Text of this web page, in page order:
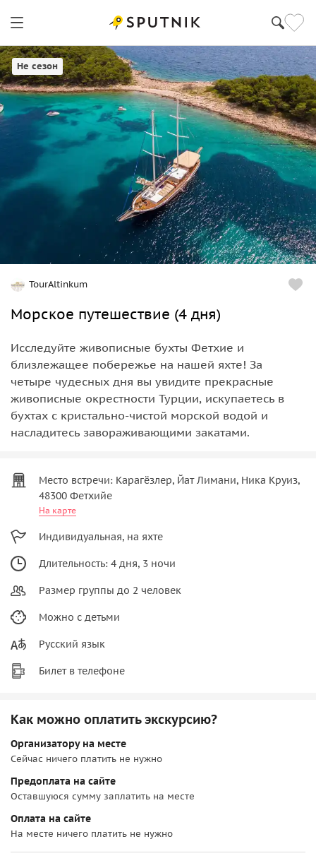
Не сезон
TourAltinkum
Морское путешествие (4 дня)
Исследуйте живописные бухты Фетхие и
близлежащее побережье на нашей яхте! За
четыре чудесных дня вы увидите прекрасные
живописные окрестности Турции, искупаетесь в
бухтах с кристально-чистой морской водой и
насладитесь завораживающими закатами.
Место встречи: Карагёзлер, Йат Лимани, Ника Круиз,
48300 Фетхийе
На карте
Индивидуальная, на яхте
Длительность: 4 дня, 3 ночи
Размер группы до 2 человек
Можно с детьми
Русский язык
Билет в телефоне
Как можно оплатить экскурсию?
Организатору на месте
Сейчас ничего платить не нужно
Предоплата на сайте
Оставшуюся сумму заплатить на месте
Оплата на сайте
На месте ничего платить не нужно